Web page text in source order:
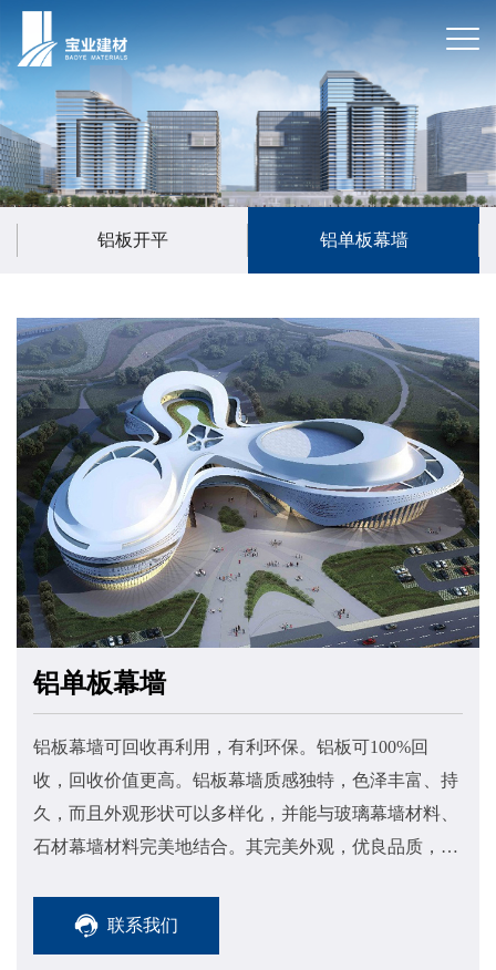
铝板开平 铝单板幕墙
铝单板幕墙
铝板幕墙可回收再利用，有利环保。铝板可100%回
收，回收价值更高。铝板幕墙质感独特，色泽丰富、持
久，而且外观形状可以多样化，并能与玻璃幕墙材料、
石材幕墙材料完美地结合。其完美外观，优良品质，使
联系我们